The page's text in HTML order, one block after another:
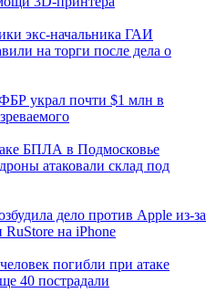
экс-начальника ГАИ
на торги после дела о
украл почти $1 млн в
БПЛА в Подмосковье
атаковали склад под
дело против Apple из-за
RuStore на iPhone
погибли при атаке
40 пострадали